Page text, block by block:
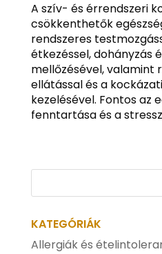
A szív- és érrendszeri
csökkenthetők
rendszeres
étkezéssel, dohányzás
mellőzésével, valamint
ellátással és a
kezelésével. Fontos az
fenntartása és a
KATEGÓRIÁK
Allergiák és